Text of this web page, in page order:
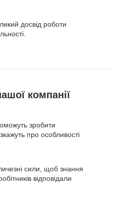
досвід роботи
компанії
зробити
про особливості
сили, щоб знання
відповідали